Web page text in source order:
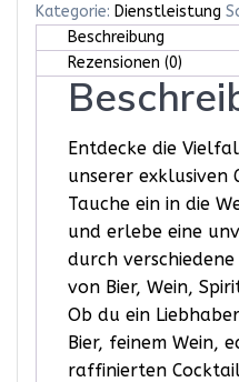
Kategorie: Dienstleistung
Beschreibung
Rezensionen (0)
Entdecke die
unserer exklusiven
Tauche ein in die
und erlebe eine
durch
von Bier, Wein,
Ob du ein
Bier, feinem Wein,
raffinierten